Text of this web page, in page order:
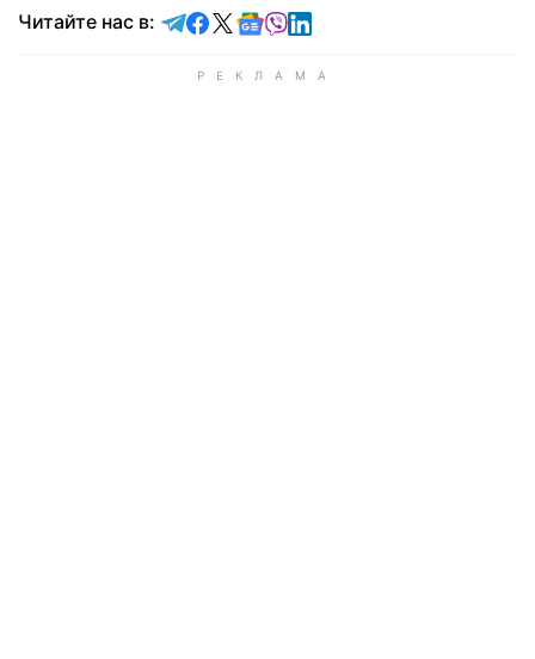
Читайте нас в: Читайте в Telegram
Читайте в Facebook
Читайте в X
Читайте в Google news
Читайте в Viber
Читайте в LinkedIn